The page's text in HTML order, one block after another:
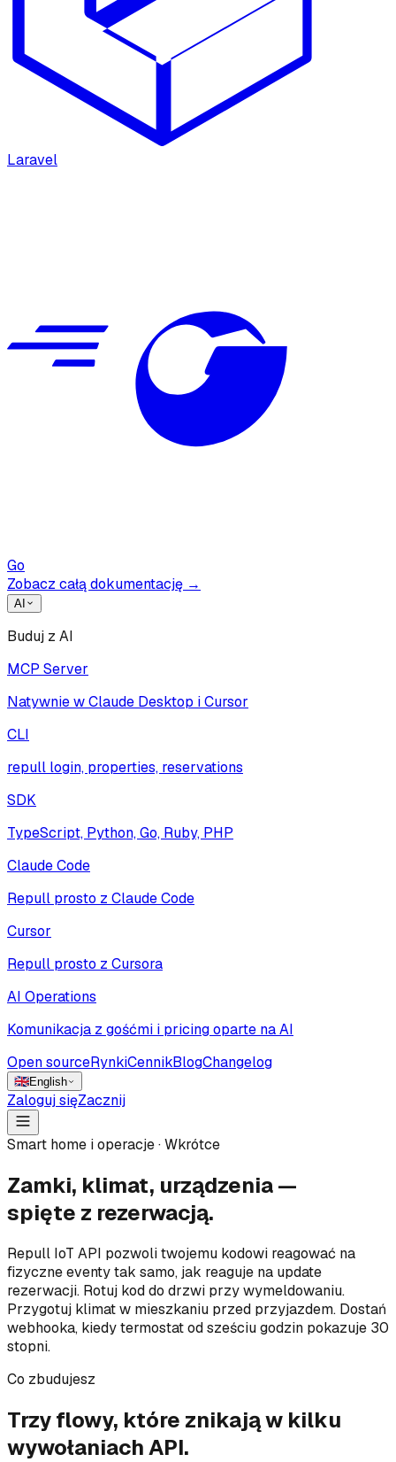
Laravel
Go
Zobacz całą dokumentację →
AI
Buduj z AI
MCP Server
Natywnie w Claude Desktop i Cursor
CLI
repull login, properties, reservations
SDK
TypeScript, Python, Go, Ruby, PHP
Claude Code
Repull prosto z Claude Code
Cursor
Repull prosto z Cursora
AI Operations
Komunikacja z gośćmi i pricing oparte na AI
Open sourceRynkiCennikBlogChangelog
🇬🇧English
Zaloguj sięZacznij
Smart home i operacje · Wkrótce
Zamki, klimat, urządzenia —
spięte z rezerwacją.
Repull IoT API pozwoli twojemu kodowi reagować na
fizyczne eventy tak samo, jak reaguje na update
rezerwacji. Rotuj kod do drzwi przy wymeldowaniu.
Przygotuj klimat w mieszkaniu przed przyjazdem. Dostań
webhooka, kiedy termostat od sześciu godzin pokazuje 30
stopni.
Co zbudujesz
Trzy flowy, które znikają w kilku
wywołaniach API.